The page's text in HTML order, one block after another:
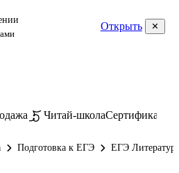
Открыть
Читай-школаСертификаты
Подготовка к ЕГЭ ЕГЭ Литература